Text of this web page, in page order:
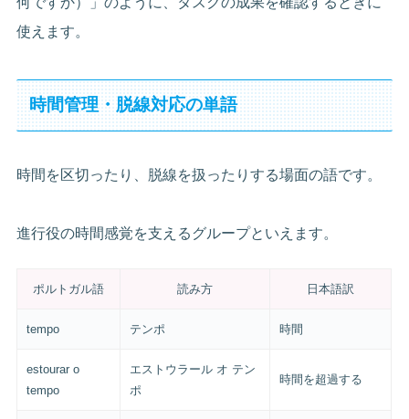
使えます。
時間管理・脱線対応の単語
時間を区切ったり、脱線を扱ったりする場面の語です。
進行役の時間感覚を支えるグループといえます。
ポルトガル語 読み方 日本語訳
tempo テンポ 時間
estourar o
tempo
エストウラール オ テン
ポ
時間を超過する